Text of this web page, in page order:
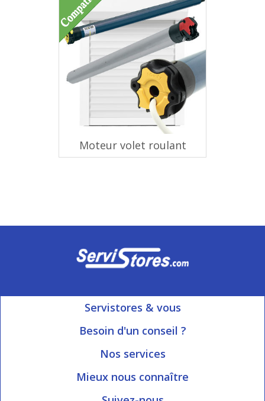
Moteur volet roulant
Servistores & vous
Mon compte
Besoin d'un conseil ?
Ouvert du Lundi au Vendredi
Nos services
Informations livraison
Blog Servistores
Mieux nous connaître
Qui sommes-nous?